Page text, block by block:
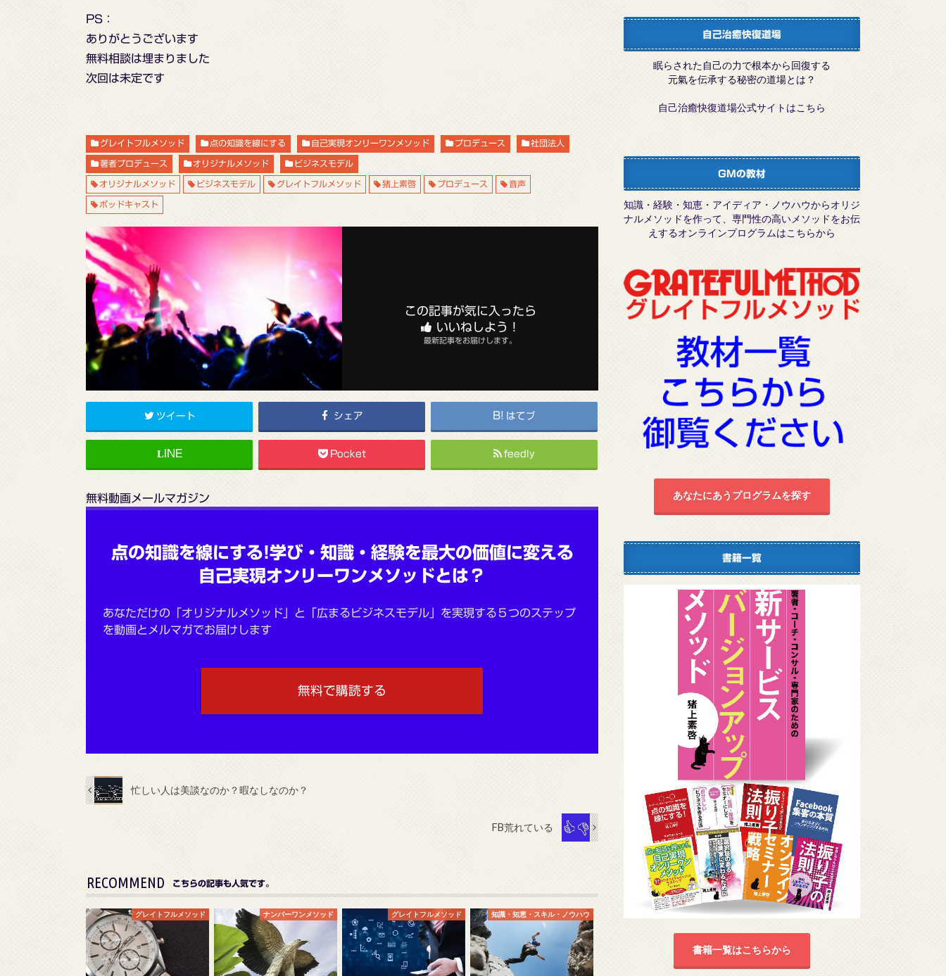
PS：
ありがとうございます
無料相談は埋まりました
次回は未定です
グレイトフルメソッド 点の知識を線にする 自己実現オンリーワンメソッド プロデュース 社団法人
著者プロデュース オリジナルメソッド ビジネスモデル
オリジナルメソッド ビジネスモデル グレイトフルメソッド 猪上素啓 プロデュース 音声
ポッドキャスト
この記事が気に入ったら
いいねしよう！
最新記事をお届けします。
ツイート シェア はてブ
Pocket feedly
無料動画メールマガジン
点の知識を線にする!学び・知識・経験を最大の価値に変える
自己実現オンリーワンメソッドとは？
あなただけの「オリジナルメソッド」と「広まるビジネスモデル」を実現する５つのステップ
を動画とメルマガでお届けします
無料で購読する
忙しい人は美談なのか？暇なしなのか？
FB荒れている
RECOMMEND こちらの記事も人気です。
グレイトフルメソッド ナンバーワンメソッド グレイトフルメソッド 知識・知恵・スキル・ノウハウ
自己治癒快復道場
眠らされた自己の力で根本から回復する
元氣を伝承する秘密の道場とは？
自己治癒快復道場公式サイトはこちら
GMの教材
知識・経験・知恵・アイディア・ノウハウからオリジ
ナルメソッドを作って、専門性の高いメソッドをお伝
えするオンラインプログラムはこちらから
あなたにあうプログラムを探す
書籍一覧
書籍一覧はこちらから